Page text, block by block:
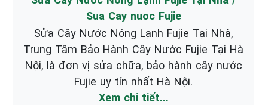
Sua Cay nuoc Fujie
Sửa Cây Nước Nóng Lạnh Fujie Tại Nhà,
Trung Tâm Bảo Hành Cây Nước Fujie Tại Hà
Nội, là đơn vị sửa chữa, bảo hành cây nước
Fujie uy tín nhất Hà Nội.
Xem chi tiết...